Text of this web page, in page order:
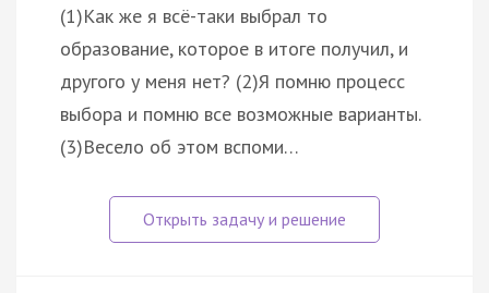
(1)Как же я всё-таки выбрал то
образование, которое в итоге получил, и
другого у меня нет? (2)Я помню процесс
выбора и помню все возможные варианты.
(3)Весело об этом вспоми…